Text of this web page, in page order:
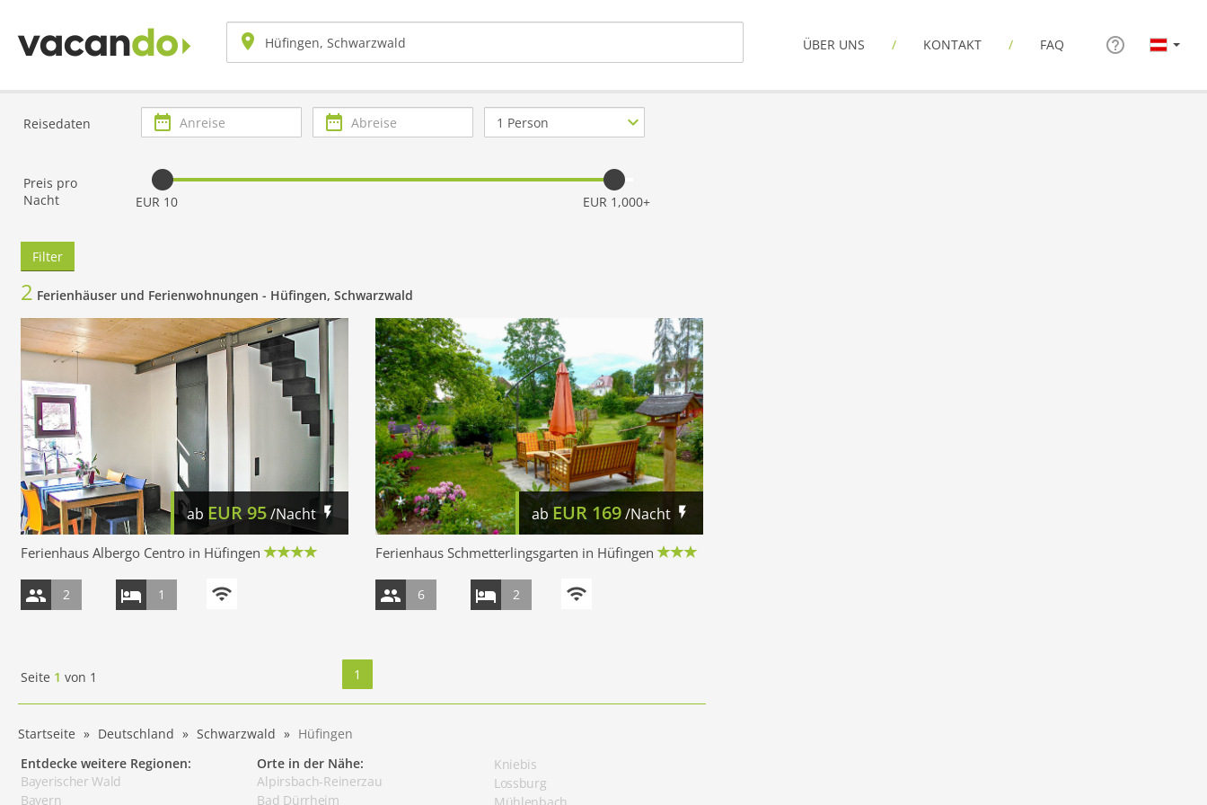
ÜBER UNS KONTAKT FAQ
Reisedaten Anreise Abreise
Anzahl
Personen
Preis pro
Nacht
EUR 10 EUR 1,000+
Filter
2 Ferienhäuser und Ferienwohnungen - Hüfingen, Schwarzwald
ab EUR95/Nacht
Ferienhaus Albergo Centro in Hüfingen
2 1
abEUR 169/Nacht
Ferienhaus Schmetterlingsgarten in Hüfingen
6 2
Seite 1 von 1 1
Startseite Deutschland Schwarzwald
Hüfingen
Entdecke weitere Regionen:
Bayerischer Wald
Bayern
Orte in der Nähe:
Alpirsbach-Reinerzau
Bad Dürrheim
Kniebis
Lossburg